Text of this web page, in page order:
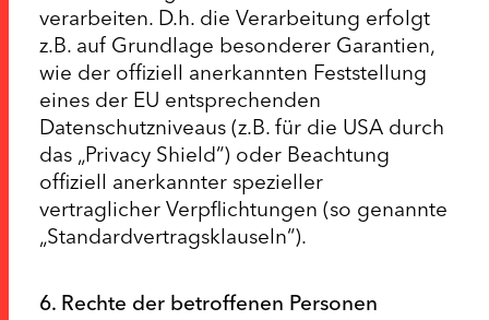
verarbeiten. D.h. die Verarbeitung erfolgt
z.B. auf Grundlage besonderer Garantien,
wie der offiziell anerkannten Feststellung
eines der EU entsprechenden
Datenschutzniveaus (z.B. für die USA durch
das „Privacy Shield“) oder Beachtung
offiziell anerkannter spezieller
vertraglicher Verpflichtungen (so genannte
„Standardvertragsklauseln“).
6. Rechte der betroffenen Personen